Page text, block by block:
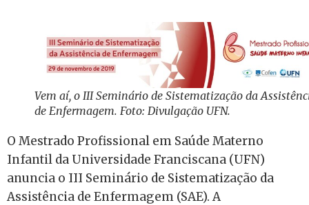
Vem aí, o III Seminário de Sistematização da
de Enfermagem. Foto: Divulgação UFN.
O Mestrado Profissional em Saúde Materno
Infantil da Universidade Franciscana (UFN)
anuncia o III Seminário de Sistematização da
Assistência de Enfermagem (SAE). A